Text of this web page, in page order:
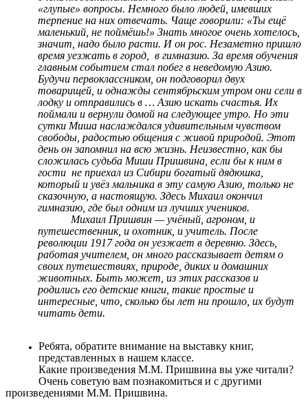
«глупые» вопросы. Немного было людей, имевших
терпение на них отвечать. Чаще говорили: «Ты ещё
маленький, не поймёшь!» Знать многое очень хотелось,
значит, надо было расти. И он рос. Незаметно пришло
время уезжать в город, в гимназию. За время обучения
главным событием стал побег в неведомую Азию.
Будучи первоклассником, он подговорил двух
товарищей, и однажды сентябрьским утром они сели в
лодку и отправились в … Азию искать счастья. Их
поймали и вернули домой на следующее утро. Но эти
сутки Миша наслаждался удивительным чувством
свободы, радостью общения с живой природой. Этот
день он запомнил на всю жизнь. Неизвестно, как бы
сложилась судьба Миши Пришвина, если бы к ним в
гости не приехал из Сибири богатый дядюшка,
который и увёз мальчика в эту самую Азию, только не
сказочную, а настоящую. Здесь Михаил окончил
гимназию, где был одним из лучших учеников.
Михаил Пришвин — учёный, агроном, и
путешественник, и охотник, и учитель. После
революции 1917 года он уезжает в деревню. Здесь,
работая учителем, он много рассказывает детям о
своих путешествиях, природе, диких и домашних
животных. Быть может, из этих рассказов и
родились его детские книги, такие простые и
интересные, что, сколько бы лет ни прошло, их будут
читать дети.
Ребята, обратите внимание на выставку книг,
представленных в нашем классе.
Какие произведения М.М. Пришвина вы уже читали?
Очень советую вам познакомиться и с другими
произведениями М.М. Пришвина.